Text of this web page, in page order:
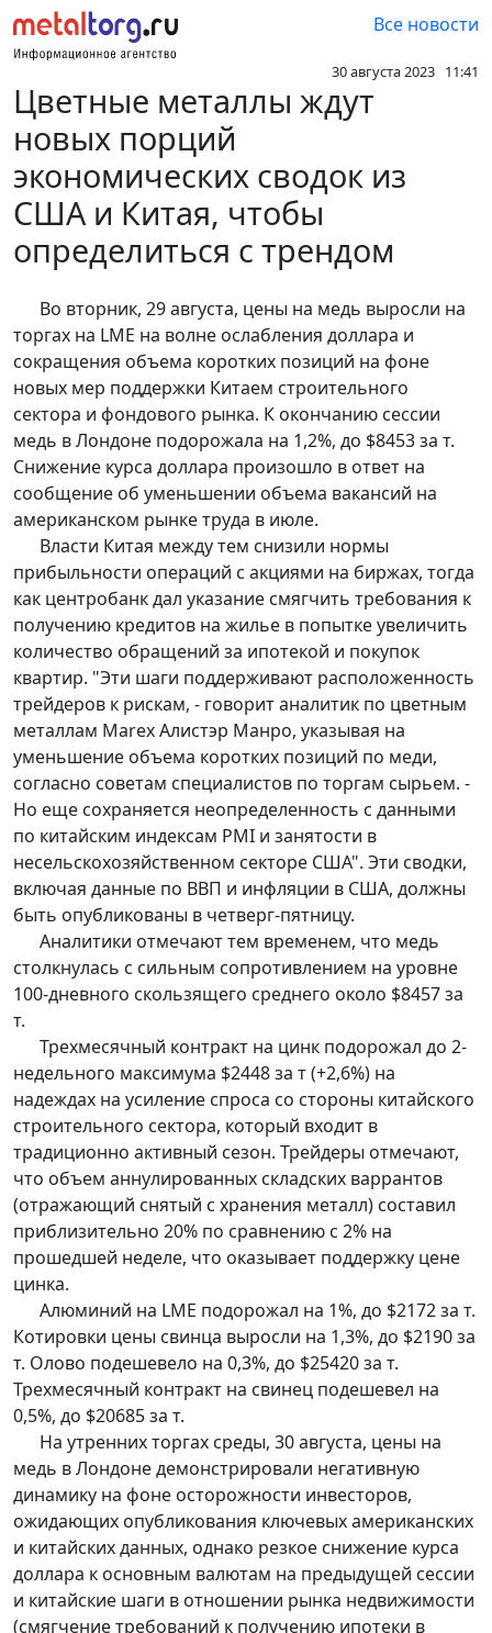
Все новости
30 августа 2023 11:41
Цветные металлы ждут
новых порций
экономических сводок из
США и Китая, чтобы
определиться с трендом
Во вторник, 29 августа, цены на медь выросли на
торгах на LME на волне ослабления доллара и
сокращения объема коротких позиций на фоне
новых мер поддержки Китаем строительного
сектора и фондового рынка. К окончанию сессии
медь в Лондоне подорожала на 1,2%, до $8453 за т.
Снижение курса доллара произошло в ответ на
сообщение об уменьшении объема вакансий на
американском рынке труда в июле.
Власти Китая между тем снизили нормы
прибыльности операций с акциями на биржах, тогда
как центробанк дал указание смягчить требования к
получению кредитов на жилье в попытке увеличить
количество обращений за ипотекой и покупок
квартир. "Эти шаги поддерживают расположенность
трейдеров к рискам, - говорит аналитик по цветным
металлам Marex Алистэр Манро, указывая на
уменьшение объема коротких позиций по меди,
согласно советам специалистов по торгам сырьем. -
Но еще сохраняется неопределенность с данными
по китайским индексам PMI и занятости в
несельскохозяйственном секторе США". Эти сводки,
включая данные по ВВП и инфляции в США, должны
быть опубликованы в четверг-пятницу.
Аналитики отмечают тем временем, что медь
столкнулась с сильным сопротивлением на уровне
100-дневного скользящего среднего около $8457 за
т.
Трехмесячный контракт на цинк подорожал до 2-
недельного максимума $2448 за т (+2,6%) на
надеждах на усиление спроса со стороны китайского
строительного сектора, который входит в
традиционно активный сезон. Трейдеры отмечают,
что объем аннулированных складских варрантов
(отражающий снятый с хранения металл) составил
приблизительно 20% по сравнению с 2% на
прошедшей неделе, что оказывает поддержку цене
цинка.
Алюминий на LME подорожал на 1%, до $2172 за т.
Котировки цены свинца выросли на 1,3%, до $2190 за
т. Олово подешевело на 0,3%, до $25420 за т.
Трехмесячный контракт на свинец подешевел на
0,5%, до $20685 за т.
На утренних торгах среды, 30 августа, цены на
медь в Лондоне демонстрировали негативную
динамику на фоне осторожности инвесторов,
ожидающих опубликования ключевых американских
и китайских данных, однако резкое снижение курса
доллара к основным валютам на предыдущей сессии
и китайские шаги в отношении рынка недвижимости
(смягчение требований к получению ипотеки в